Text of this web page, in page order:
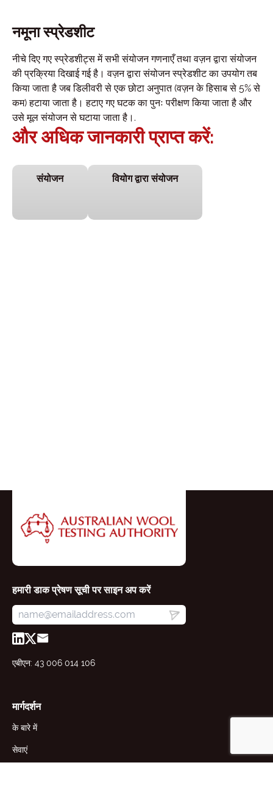
नमूना स्प्रेडशीट
नीचे दिए गए स्प्रेडशीट्स में सभी संयोजन गणनाएँ तथा वज़न द्वारा संयोजन
की प्रक्रिया दिखाई गई है। वज़न द्वारा संयोजन स्प्रेडशीट का उपयोग तब
किया जाता है जब डिलीवरी से एक छोटा अनुपात (वज़न के हिसाब से 5% से
कम) हटाया जाता है। हटाए गए घटक का पुनः परीक्षण किया जाता है और
उसे मूल संयोजन से घटाया जाता है।.
और अधिक जानकारी प्राप्त करें:
संयोजन वियोग द्वारा संयोजन
हमारी डाक प्रेषण सूची पर साइन अप करें
एबीएन: 43 006 014 106
मार्गदर्शन
के बारे में
सेवाएं